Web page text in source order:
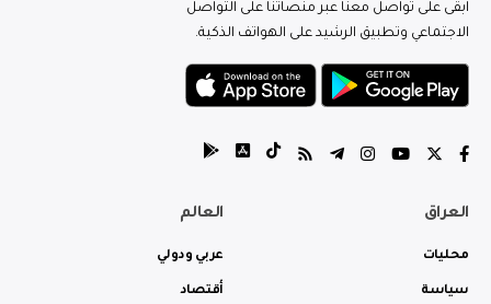
ابقى على تواصل معنا عبر منصاتنا على التواصل
الاجتماعي وتطبيق الرشيد على الهواتف الذكية.
العراق
محليات
سياسة
العالم
عربي ودولي
أقتصاد